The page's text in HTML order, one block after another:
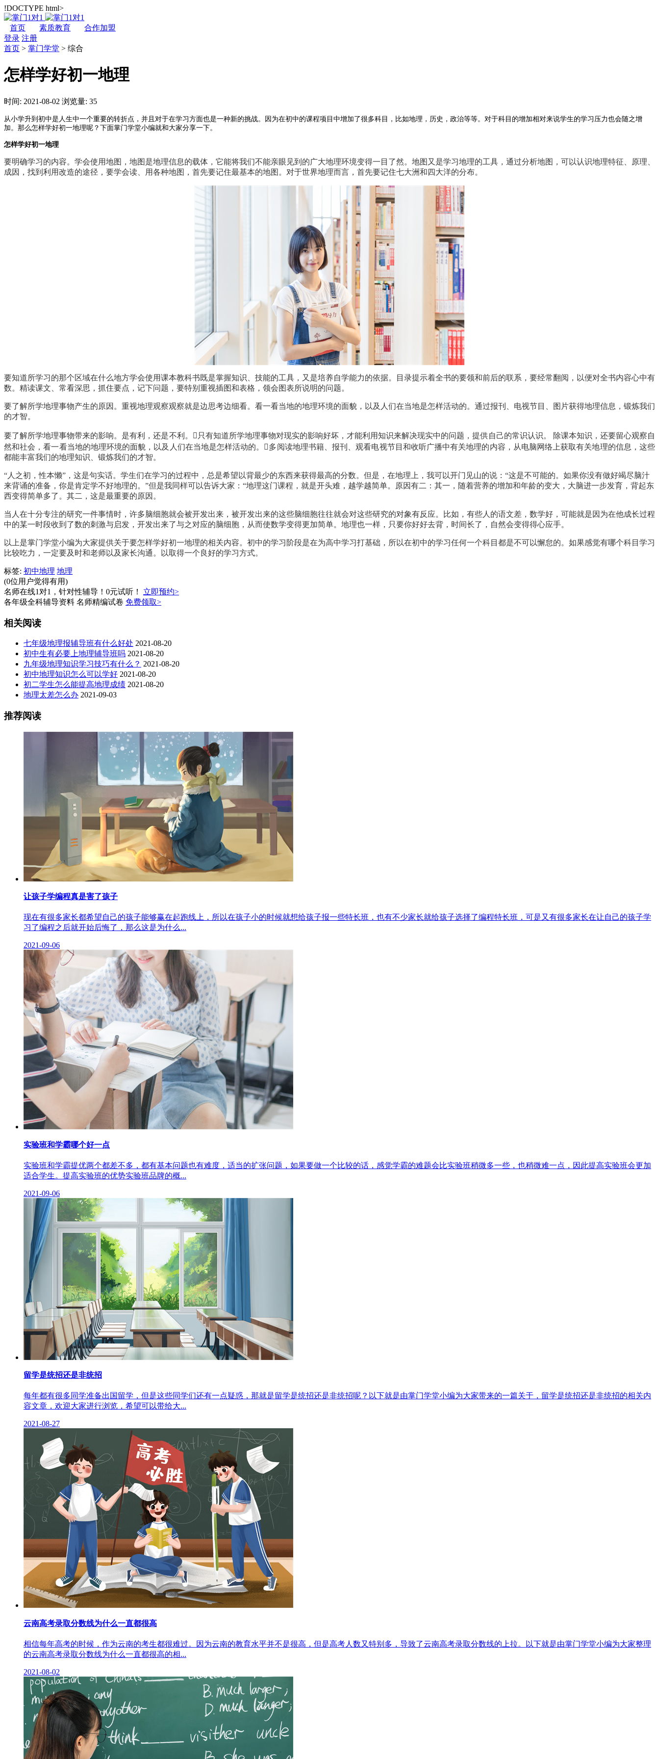
!DOCTYPE html>
首页 素质教育
合作加盟
登录 注册
首页 > 掌门学堂 > 综合
怎样学好初一地理
时间: 2021-08-02 浏览量: 35
从小学升到初中是人生中一个重要的转折点，并且对于在学习方面也是一种新的挑战。因为在初中的课程项目中增加了很多科目，比如地理，历史，政治等等。对于科目的增加相对来说学生的学习压力也会随之增
加。那么怎样学好初一地理呢？下面掌门学堂小编就和大家分享一下。
怎样学好初一地理
要明确学习的内容。学会使用地图，地图是地理信息的载体，它能将我们不能亲眼见到的广大地理环境变得一目了然。地图又是学习地理的工具，通过分析地图，可以认识地理特征、原理、
成因，找到利用改造的途径，要学会读、用各种地图，首先要记住最基本的地图。对于世界地理而言，首先要记住七大洲和四大洋的分布。
要知道所学习的那个区域在什么地方学会使用课本教科书既是掌握知识、技能的工具，又是培养自学能力的依据。目录提示着全书的要领和前后的联系，要经常翻阅，以便对全书内容心中有
数。精读课文、常看深思，抓住要点，记下问题，要特别重视插图和表格，领会图表所说明的问题。
要了解所学地理事物产生的原因。重视地理观察观察就是边思考边细看。看一看当地的地理环境的面貌，以及人们在当地是怎样活动的。通过报刊、电视节目、图片获得地理信息，锻炼我们
的才智。
要了解所学地理事物带来的影响。是有利，还是不利。 只有知道所学地理事物对现实的影响好坏，才能利用知识来解决现实中的问题，提供自己的常识认识。
除课本知识，还要留心观察自
然和社会，看一看当地的地理环境的面貌，以及人们在当地是怎样活动的。多阅读地理书籍、报刊、观看电视节目和收听广播中有关地理的内容，从电脑网络上获取有关地理的信息，这些
都能丰富我们的地理知识、锻炼我们的才智。
“人之初，性本懒”，这是句实话。学生们在学习的过程中，总是希望以背最少的东西来获得最高的分数。但是，在地理上，我可以开门见山的说：“这是不可能的。如果你没有做好竭尽脑汁
来背诵的准备，你是肯定学不好地理的。”但是我同样可以告诉大家：“地理这门课程，就是开头难，越学越简单。原因有二：其一，随着营养的增加和年龄的变大，大脑进一步发育，背起东
西变得简单多了。其二，这是最重要的原因。
当人在十分专注的研究一件事情时，许多脑细胞就会被开发出来，被开发出来的这些脑细胞往往就会对这些研究的对象有反应。比如，有些人的语文差，数学好，可能就是因为在他成长过程
中的某一时段收到了数的刺激与启发，开发出来了与之对应的脑细胞，从而使数学变得更加简单。地理也一样，只要你好好去背，时间长了，自然会变得得心应手。
以上是掌门学堂小编为大家提供关于要怎样学好初一地理的相关内容。初中的学习阶段是在为高中学习打基础，所以在初中的学习任何一个科目都是不可以懈怠的。如果感觉有哪个科目学习
比较吃力，一定要及时和老师以及家长沟通。以取得一个良好的学习方式。
标签: 初中地理 地理
(0位用户觉得有用)
名师在线1对1，针对性辅导！0元试听！
立即预约>
各年级全科辅导资料 名师精编试卷 免费领取>
相关阅读
七年级地理报辅导班有什么好处 2021-08-20
初中生有必要上地理辅导班吗 2021-08-20
九年级地理知识学习技巧有什么？ 2021-08-20
初中地理知识怎么可以学好 2021-08-20
初二学生怎么能提高地理成绩 2021-08-20
地理太差怎么办 2021-09-03
推荐阅读
让孩子学编程真是害了孩子
现在有很多家长都希望自己的孩子能够赢在起跑线上，所以在孩子小的时候就想给孩子报一些特长班，也有不少家长就给孩子选择了编程特长班，可是又有很多家长在让自己的孩子学
习了编程之后就开始后悔了，那么这是为什么...
2021-09-06
实验班和学霸哪个好一点
实验班和学霸提优两个都差不多，都有基本问题也有难度，适当的扩张问题，如果要做一个比较的话，感觉学霸的难题会比实验班稍微多一些，也稍微难一点，因此提高实验班会更加
适合学生。提高实验班的优势实验班品牌的概...
2021-09-06
留学是统招还是非统招
每年都有很多同学准备出国留学，但是这些同学们还有一点疑惑，那就是留学是统招还是非统招呢？以下就是由掌门学堂小编为大家带来的一篇关于，留学是统招还是非统招的相关内
容文章，欢迎大家进行浏览，希望可以带给大...
2021-08-27
云南高考录取分数线为什么一直都很高
相信每年高考的时候，作为云南的考生都很难过。因为云南的教育水平并不是很高，但是高考人数又特别多，导致了云南高考录取分数线的上拉。以下就是由掌门学堂小编为大家整理
的云南高考录取分数线为什么一直都很高的相...
2021-08-02